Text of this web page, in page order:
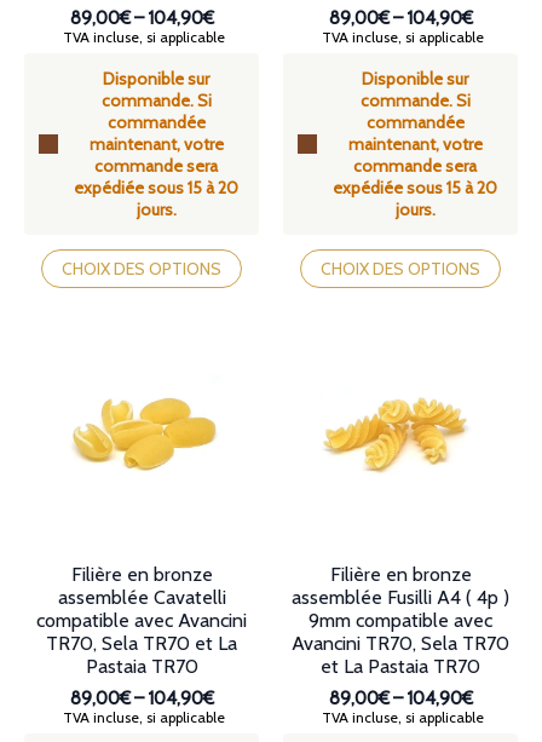
Disponible sur
commande. Si
commandée
maintenant, votre
commande sera
expédiée sous 15 à 20
jours.
89,00€–104,90€
Plage
prix :
89,00€
à
104,90€
TVA incluse, si applicable
CHOIX DES OPTIONS
Ce
produit
a
choisies
produit
Disponible sur
commande. Si
commandée
maintenant, votre
commande sera
expédiée sous 15 à 20
jours.
89,00€–104,90€
Plage
prix :
89,00€
à
104,90€
TVA incluse, si applicable
CHOIX DES OPTIONS
Ce
produit
a
être
choisies
produit
Filière en bronze
assemblée Cavatelli
compatible avec Avancini
TR70, Sela TR70 et La
Pastaia TR70
89,00€–104,90€
Plage
TVA incluse, si applicable
Filière en bronze
assemblée Fusilli A4 ( 4p )
9mm compatible avec
Avancini TR70, Sela TR70
et La Pastaia TR70
89,00€–104,90€
Plage
TVA incluse, si applicable